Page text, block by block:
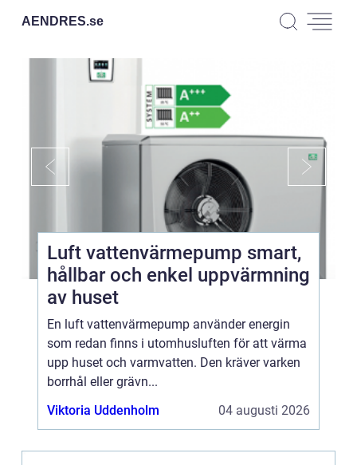
AENDRES.se
Luft vattenvärmepump smart,
hållbar och enkel uppvärmning
av huset
En luft vattenvärmepump använder energin
som redan finns i utomhusluften för att värma
upp huset och varmvatten. Den kräver varken
borrhål eller grävn...
Viktoria Uddenholm
04 augusti 2026